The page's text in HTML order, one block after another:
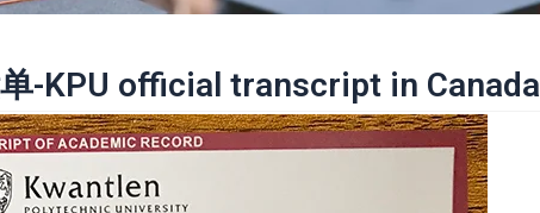
-KPU official transcript in Canada